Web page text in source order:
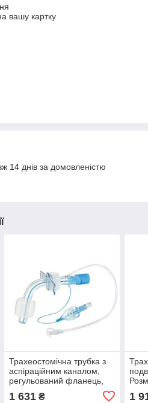
вашу картку
14 днів за домовленістю
Трахеостомічна трубка з
аспіраційним каналом,
регульований фланець,
1 631₴ 1